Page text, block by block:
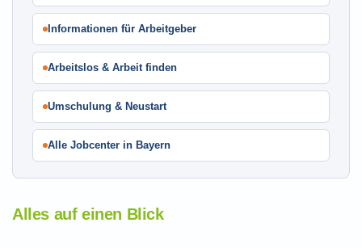
Informationen für Arbeitgeber
Arbeitslos & Arbeit finden
Umschulung & Neustart
Alle Jobcenter in Bayern
Alles auf einen Blick